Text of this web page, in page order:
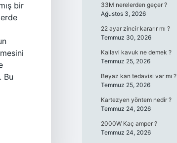
bir
Bu
33M nerelerden geçer ?
Ağustos 3, 2026
22 ayar zincir kararır mı ?
Temmuz 30, 2026
Kallavi kavuk ne demek ?
Temmuz 25, 2026
Beyaz kan tedavisi var mı ?
Temmuz 25, 2026
Kartezyen yöntem nedir ?
Temmuz 24, 2026
2000W Kaç amper ?
Temmuz 24, 2026